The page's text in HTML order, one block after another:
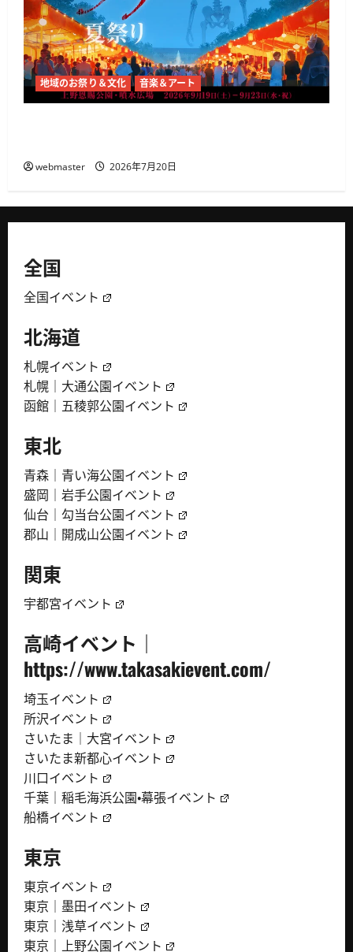
地域のお祭り＆文化 音楽＆アート
webmaster 2026年7月20日
全国
全国イベント
北海道
札幌イベント
札幌｜大通公園イベント
函館｜五稜郭公園イベント
東北
青森｜青い海公園イベント
盛岡｜岩手公園イベント
仙台｜勾当台公園イベント
郡山｜開成山公園イベント
関東
宇都宮イベント
高崎イベント｜
https://www.takasakievent.com/
埼玉イベント
所沢イベント
さいたま｜大宮イベント
さいたま新都心イベント
川口イベント
千葉｜稲毛海浜公園・幕張イベント
船橋イベント
東京
東京イベント
東京｜墨田イベント
東京｜浅草イベント
東京｜上野公園イベント